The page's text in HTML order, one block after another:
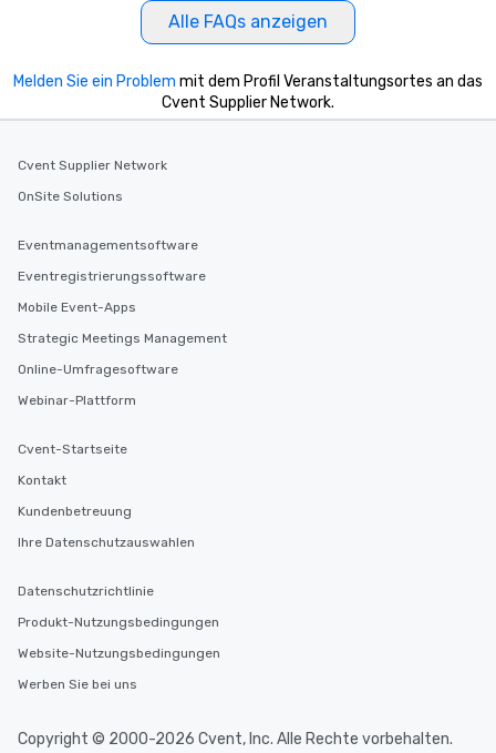
Alle FAQs anzeigen
Melden Sie ein Problem mit dem Profil Veranstaltungsortes an das
Cvent Supplier Network.
Cvent Supplier Network
OnSite Solutions
Eventmanagementsoftware
Eventregistrierungssoftware
Mobile Event-Apps
Strategic Meetings Management
Online-Umfragesoftware
Webinar-Plattform
Cvent-Startseite
Kontakt
Kundenbetreuung
Ihre Datenschutzauswahlen
Datenschutzrichtlinie
Produkt-Nutzungsbedingungen
Website-Nutzungsbedingungen
Werben Sie bei uns
Copyright © 2000-2026 Cvent, Inc. Alle Rechte vorbehalten.